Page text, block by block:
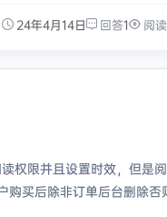
24年4月14日 回答1 阅读
权限并且设置时效，但是
购买后除非订单后台删除否